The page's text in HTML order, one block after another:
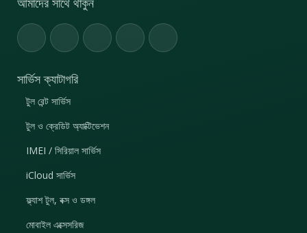
সার্ভিস ক্যাটাগরি
টুল রেন্ট সার্ভিস
টুল ও ক্রেডিট অ্যাক্টিভেশন
IMEI / সিরিয়াল সার্ভিস
iCloud সার্ভিস
ফ্ল্যাশ টুল, বক্স ও ডঙ্গল
মোবাইল এক্সেসরিজ